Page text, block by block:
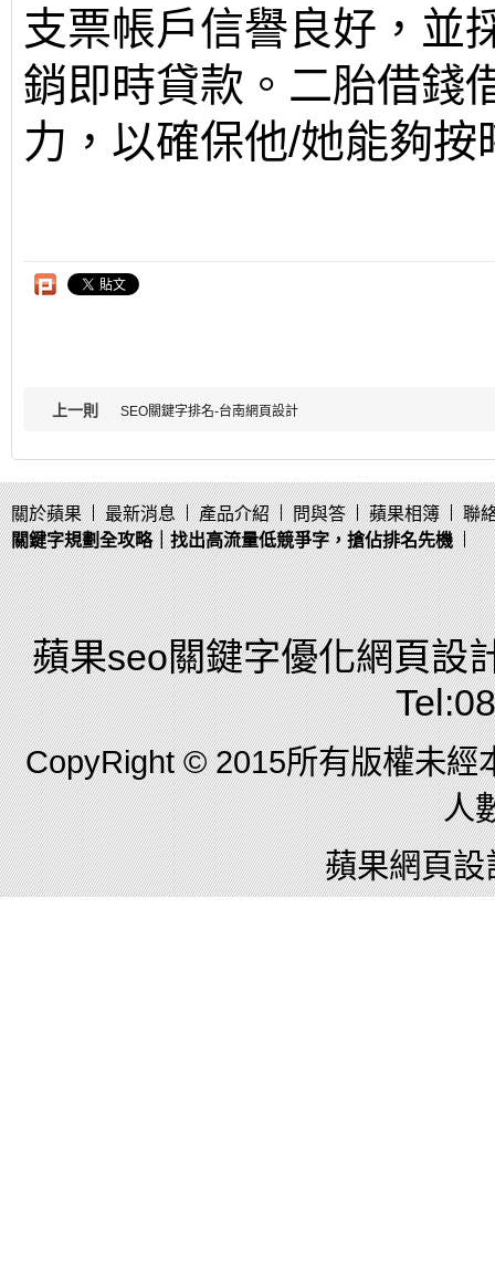
支票帳戶信譽良好，並
銷即時貸款。二胎借錢
力，以確保他/她能夠
上一則 SEO關鍵字排名-台南網頁設計
關於蘋果 最新消息 產品介紹 問與答 蘋果相簿
聯
關鍵字規劃全攻略｜找出高流量低競爭字，搶佔排名先機
蘋果seo關鍵字優化網頁設
CopyRight © 2015所有版權未經
人
蘋果網頁